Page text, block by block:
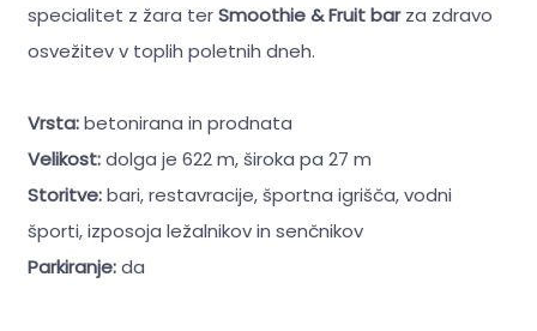
specialitet z žara terSmoothie & Fruit barza zdravo
osvežitev v toplih poletnih dneh.
Vrsta:betonirana in prodnata
Velikost:dolga je 622 m, široka pa 27 m
Storitve:bari, restavracije, športna igrišča, vodni
športi, izposoja ležalnikov in senčnikov
Parkiranje:da